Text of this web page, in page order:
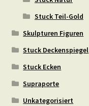
Stuck Teil-Gold
Skulpturen Figuren
Stuck Deckenspiegel
Stuck Ecken
Supraporte
Unkategorisiert